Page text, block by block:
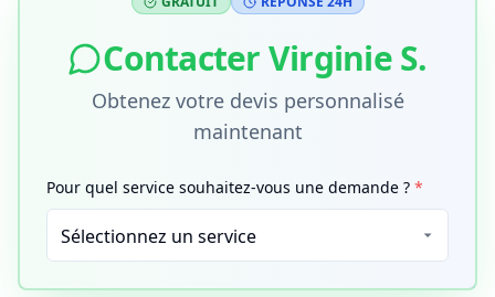
ContacterVirginie S.
Obtenez votre devis personnalisé
maintenant
Pour quel service souhaitez-vous une demande ? *